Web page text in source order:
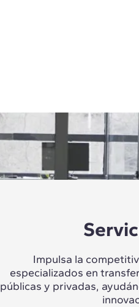
Impulsa la
especializados en
públicas y privadas,